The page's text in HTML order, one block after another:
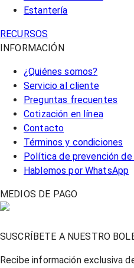
Estantería
RECURSOS
INFORMACIÓN
¿Quiénes somos?
Servicio al cliente
Preguntas frecuentes
Cotización en línea
Contacto
Términos y condiciones
Política de prevención
Hablemos por WhatsApp
MEDIOS DE PAGO
SUSCRÍBETE A NUESTRO
Recibe información exclusiva